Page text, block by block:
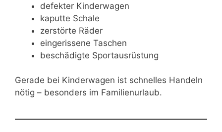
defekter Kinderwagen
kaputte Schale
zerstörte Räder
eingerissene Taschen
beschädigte Sportausrüstung
Gerade bei Kinderwagen ist schnelles Handeln
nötig – besonders im Familienurlaub.